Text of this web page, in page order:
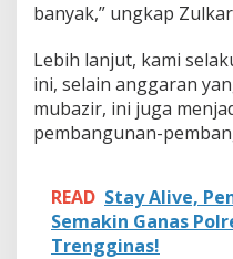
i
e
r
t
a
n
k
a
n
banyak,” ungkap
Lebih lanjut, kami
ini, selain anggaran
mubazir, ini juga
pembangunan-
READ Stay Alive,
Semakin Ganas
Trengginas!